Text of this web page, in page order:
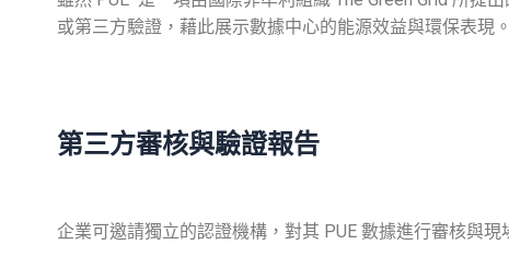
或第三方驗證，藉此展示數據中心的能源效益與環保表現
第三方審核與驗證報告
企業可邀請獨立的認證機構，對其 PUE 數據進行審核與現